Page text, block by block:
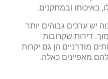
באיכותו ובמתקנים.
יש ערכים גבוהים יותר
דירות שקרובות
מודרניים הן גם יקרות
מאפיינים כאלה.